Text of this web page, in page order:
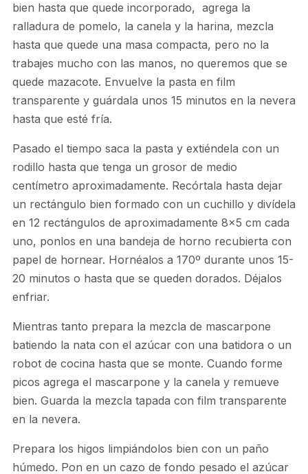
bien hasta que quede incorporado, agrega la
ralladura de pomelo, la canela y la harina, mezcla
hasta que quede una masa compacta, pero no la
trabajes mucho con las manos, no queremos que se
quede mazacote. Envuelve la pasta en film
transparente y guárdala unos 15 minutos en la nevera
hasta que esté fría.
Pasado el tiempo saca la pasta y extiéndela con un
rodillo hasta que tenga un grosor de medio
centímetro aproximadamente. Recórtala hasta dejar
un rectángulo bien formado con un cuchillo y divídela
en 12 rectángulos de aproximadamente 8×5 cm cada
uno, ponlos en una bandeja de horno recubierta con
papel de hornear. Hornéalos a 170º durante unos 15-
20 minutos o hasta que se queden dorados. Déjalos
enfriar.
Mientras tanto prepara la mezcla de mascarpone
batiendo la nata con el azúcar con una batidora o un
robot de cocina hasta que se monte. Cuando forme
picos agrega el mascarpone y la canela y remueve
bien. Guarda la mezcla tapada con film transparente
en la nevera.
Prepara los higos limpiándolos bien con un paño
húmedo. Pon en un cazo de fondo pesado el azúcar